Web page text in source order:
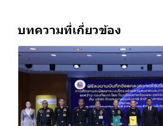
บทความที่เกี่ยวข้อง